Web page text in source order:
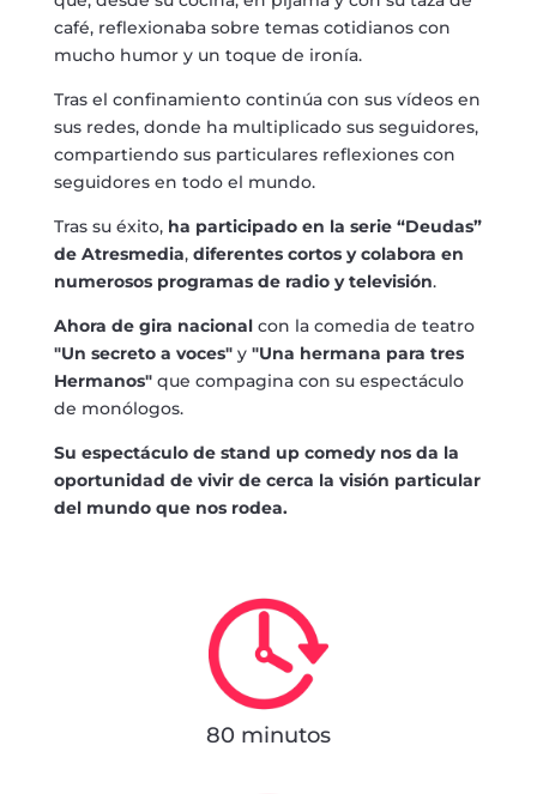
café, reflexionaba sobre temas cotidianos con
mucho humor y un toque de ironía.
Tras el confinamiento continúa con sus vídeos en
sus redes, donde ha multiplicado sus seguidores,
compartiendo sus particulares reflexiones con
seguidores en todo el mundo.
Tras su éxito, ha participado en la serie “Deudas”
de Atresmedia, diferentes cortos y colabora en
numerosos programas de radio y televisión.
Ahora de gira nacionalcon la comedia de teatro
"Un secreto a voces"y "Una hermana para tres
Hermanos"que compagina con su espectáculo
de monólogos.
Su espectáculo de stand up comedy nos da la
oportunidad de vivir de cerca la visión particular
del mundo que nos rodea.
80 minutos